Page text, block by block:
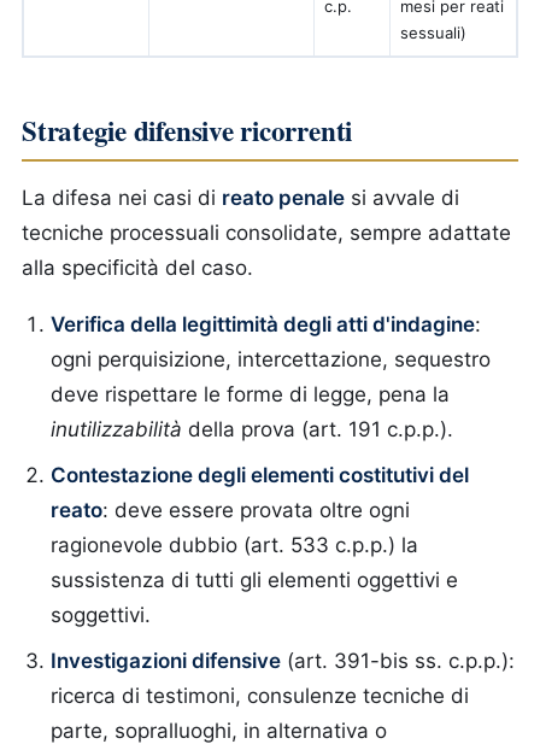
c.p.
mesi per reati
sessuali)
Strategie difensive ricorrenti
La difesa nei casi di reato penale si avvale di
tecniche processuali consolidate, sempre adattate
alla specificità del caso.
Verifica della legittimità degli atti d'indagine:
ogni perquisizione, intercettazione, sequestro
deve rispettare le forme di legge, pena la
inutilizzabilità della prova (art. 191 c.p.p.).
Contestazione degli elementi costitutivi del
reato: deve essere provata oltre ogni
ragionevole dubbio (art. 533 c.p.p.) la
sussistenza di tutti gli elementi oggettivi e
soggettivi.
Investigazioni difensive (art. 391-bis ss. c.p.p.):
ricerca di testimoni, consulenze tecniche di
parte, sopralluoghi, in alternativa o